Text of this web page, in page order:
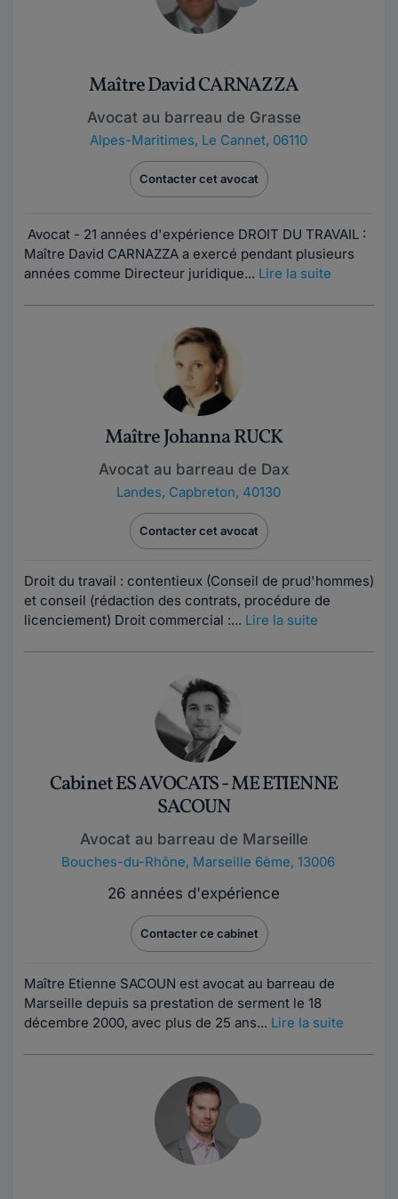
Maître David CARNAZZA
Avocat au barreau de Grasse
Alpes-Maritimes, Le Cannet, 06110
Contacter cet avocat
Avocat - 21 années d'expérience DROIT DU TRAVAIL :
Maître David CARNAZZA a exercé pendant plusieurs
années comme Directeur juridique... Lire la suite
Maître Johanna RUCK
Avocat au barreau de Dax
Landes, Capbreton, 40130
Contacter cet avocat
Droit du travail : contentieux (Conseil de prud'hommes)
et conseil (rédaction des contrats, procédure de
licenciement) Droit commercial :... Lire la suite
Cabinet ES AVOCATS - ME ETIENNE
SACOUN
Avocat au barreau de Marseille
Bouches-du-Rhône, Marseille 6ème, 13006
26 années d'expérience
Contacter ce cabinet
Maître Etienne SACOUN est avocat au barreau de
Marseille depuis sa prestation de serment le 18
décembre 2000, avec plus de 25 ans... Lire la suite